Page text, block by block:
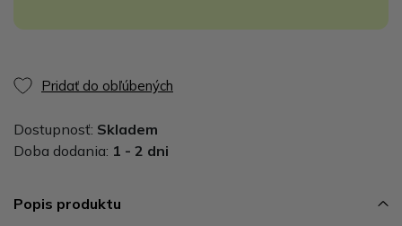
Pridať do obľúbených
Dostupnosť: Skladem
Doba dodania: 1 - 2 dni
Popis produktu